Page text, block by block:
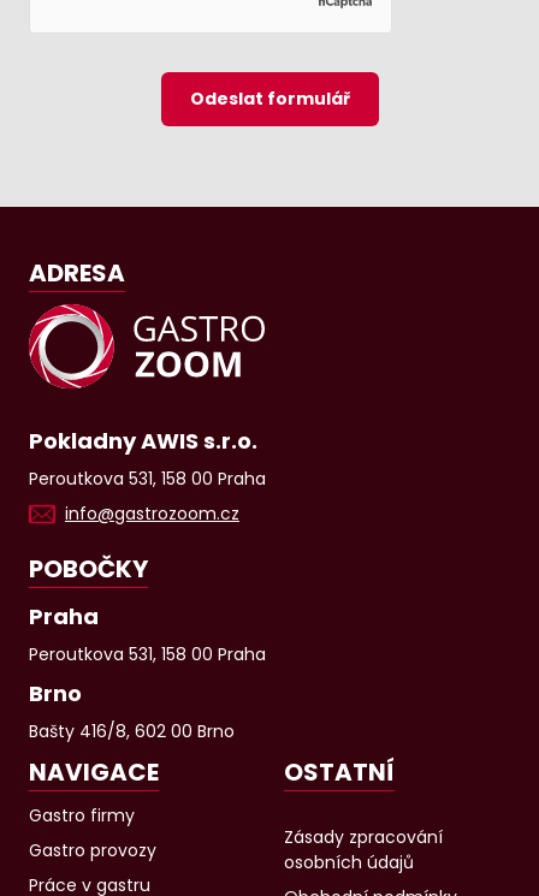
Odeslat formulář
ADRESA
Pokladny AWIS s.r.o.
Peroutkova 531, 158 00 Praha
info@gastrozoom.cz
POBOČKY
Praha
Peroutkova 531, 158 00 Praha
Brno
Bašty 416/8, 602 00 Brno
NAVIGACE
Gastro firmy
Gastro provozy
Práce v gastru
OSTATNÍ
Zásady zpracování
osobních údajů